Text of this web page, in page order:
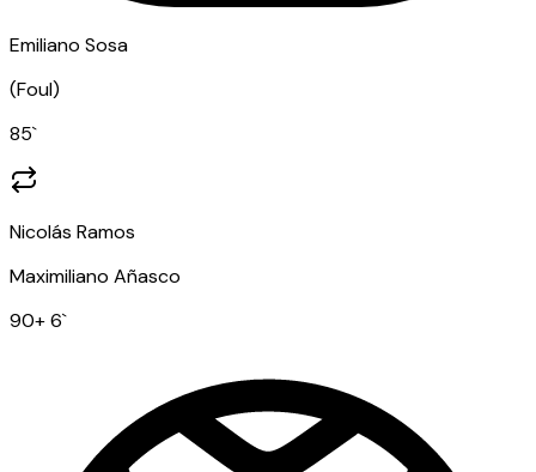
Emiliano Sosa
(Foul)
85`
Nicolás Ramos
Maximiliano Añasco
90+ 6`